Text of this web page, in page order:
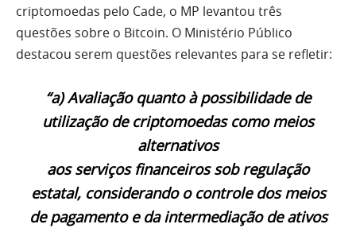
criptomoedas pelo Cade, o MP levantou três
questões sobre o Bitcoin. O Ministério Público
destacou serem questões relevantes para se refletir:
“a) Avaliação quanto à possibilidade de
utilização de criptomoedas como meios
alternativos
aos serviços financeiros sob regulação
estatal, considerando o controle dos meios
de pagamento e da intermediação de ativos